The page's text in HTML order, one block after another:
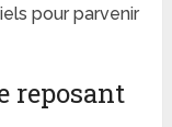
pour parvenir
reposant